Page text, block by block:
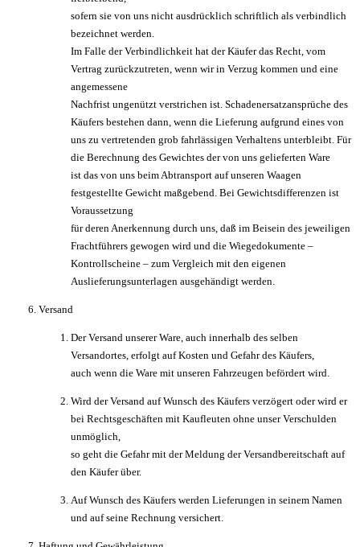
sofern sie von uns nicht ausdrücklich schriftlich als verbindlich
bezeichnet werden.
Im Falle der Verbindlichkeit hat der Käufer das Recht, vom
Vertrag zurückzutreten, wenn wir in Verzug kommen und eine
angemessene
Nachfrist ungenützt verstrichen ist. Schadenersatzansprüche des
Käufers bestehen dann, wenn die Lieferung aufgrund eines von
uns zu vertretenden grob fahrlässigen Verhaltens unterbleibt. Für
die Berechnung des Gewichtes der von uns gelieferten Ware
ist das von uns beim Abtransport auf unseren Waagen
festgestellte Gewicht maßgebend. Bei Gewichtsdifferenzen ist
Voraussetzung
für deren Anerkennung durch uns, daß im Beisein des jeweiligen
Frachtführers gewogen wird und die Wiegedokumente –
Kontrollscheine – zum Vergleich mit den eigenen
Auslieferungsunterlagen ausgehändigt werden.
Versand
Der Versand unserer Ware, auch innerhalb des selben
Versandortes, erfolgt auf Kosten und Gefahr des Käufers,
auch wenn die Ware mit unseren Fahrzeugen befördert wird.
Wird der Versand auf Wunsch des Käufers verzögert oder wird er
bei Rechtsgeschäften mit Kaufleuten ohne unser Verschulden
unmöglich,
so geht die Gefahr mit der Meldung der Versandbereitschaft auf
den Käufer über.
Auf Wunsch des Käufers werden Lieferungen in seinem Namen
und auf seine Rechnung versichert.